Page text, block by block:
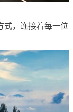
，连接着每一位